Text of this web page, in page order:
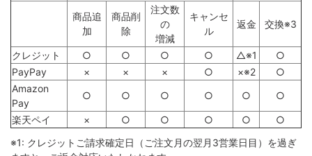
商品追
加
商品削
除
注文数
の
増減
キャンセ
ル
返金 交換※3
クレジット ○ ○ ○ ○ △※1
○
PayPay
× × × ○ ×※2
○
Amazon
Pay
○ ○ ○ ○ ○ ○
楽天ペイ × ○ ○ ○ ○
○
※1: クレジットご請求確定日（ご注文月の翌月3営業日目）を過ぎ